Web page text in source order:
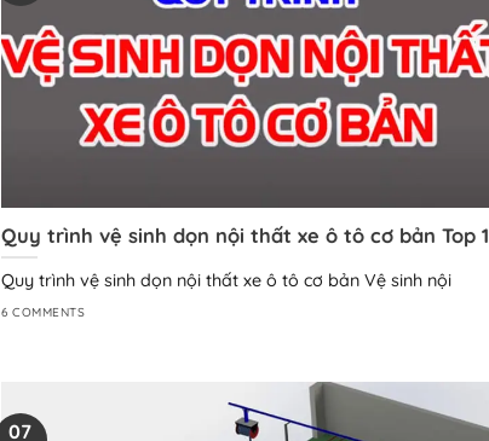
Quy trình vệ sinh dọn nội thất xe ô tô cơ bản Top 1
Quy trình vệ sinh dọn nội thất xe ô tô cơ bản Vệ sinh nội
6 COMMENTS
07